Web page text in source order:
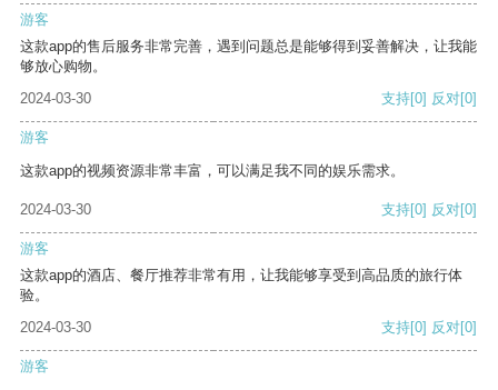
游客
这款app的售后服务非常完善，遇到问题总是能够得到妥善解决，让我能
够放心购物。
2024-03-30
支持[0] 反对[0]
游客
这款app的视频资源非常丰富，可以满足我不同的娱乐需求。
2024-03-30 支持[0] 反对[0]
游客
这款app的酒店、餐厅推荐非常有用，让我能够享受到高品质的旅行体
验。
2024-03-30
支持[0] 反对[0]
游客